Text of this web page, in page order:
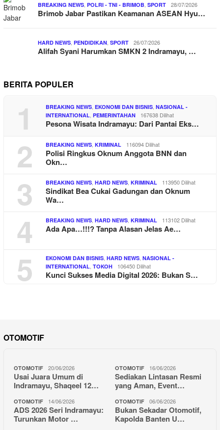
BREAKING NEWS, POLRI - TNI - BRIMOB, SPORT 28/07/2026
Brimob Jabar Pastikan Keamanan ASEAN Hyu…
HARD NEWS, PENDIDIKAN, SPORT 26/07/2026
Alifah Syani Harumkan SMKN 2 Indramayu, …
BERITA POPULER
1 BREAKING NEWS, EKONOMI DAN BISNIS, NASIONAL -
INTERNATIONAL, PEMERINTAHAN 167638 Dilihat
Pesona Wisata Indramayu: Dari Pantai Eks…
2 BREAKING NEWS, KRIMINAL 116094 Dilihat
Polisi Ringkus Oknum Anggota BNN dan
Okn…
3 BREAKING NEWS, HARD NEWS, KRIMINAL 113950 Dilihat
Sindikat Bea Cukai Gadungan dan Oknum
Wa…
4 BREAKING NEWS, HARD NEWS, KRIMINAL 113102 Dilihat
Ada Apa…!!!? Tanpa Alasan Jelas Ae…
5 EKONOMI DAN BISNIS, HARD NEWS, NASIONAL -
INTERNATIONAL, TOKOH 106450 Dilihat
Kunci Sukses Media Digital 2026: Bukan S…
OTOMOTIF
OTOMOTIF 20/06/2026
Usai Juara Umum di
Indramayu, Shaqeel 12…
OTOMOTIF 16/06/2026
Sediakan Lintasan Resmi
yang Aman, Event…
OTOMOTIF 14/06/2026
ADS 2026 Seri Indramayu:
Turunkan Motor …
OTOMOTIF 06/06/2026
Bukan Sekadar Otomotif,
Kapolda Banten U…